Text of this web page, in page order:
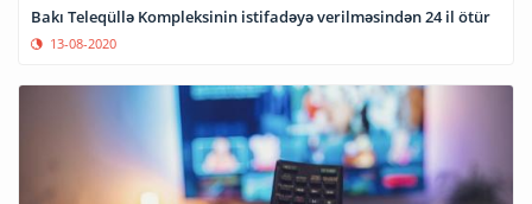
Bakı Teleqüllə Kompleksinin istifadəyə verilməsindən 24 il ötür
13-08-2020